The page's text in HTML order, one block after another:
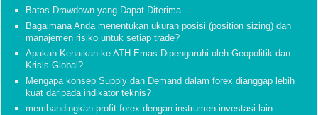
Batas Drawdown yang Dapat Diterima
Bagaimana Anda menentukan ukuran posisi (position sizing) dan
manajemen risiko untuk setiap trade?
Apakah Kenaikan ke ATH Emas Dipengaruhi oleh Geopolitik dan
Krisis Global?
Mengapa konsep Supply dan Demand dalam forex dianggap lebih
kuat daripada indikator teknis?
membandingkan profit forex dengan instrumen investasi lain